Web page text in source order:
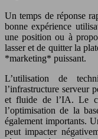
Un temps de réponse
bonne expérience
une position ou à
lasser et de quitter la
*marketing* puissant.
L’utilisation de
l’infrastructure serveur
et fluide de l’IA. Le
l’optimisation de la
également importants.
peut impacter